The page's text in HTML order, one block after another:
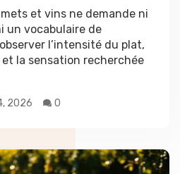
et vins ne demande ni
un vocabulaire de
l’intensité du plat,
la sensation recherchée
2026 0